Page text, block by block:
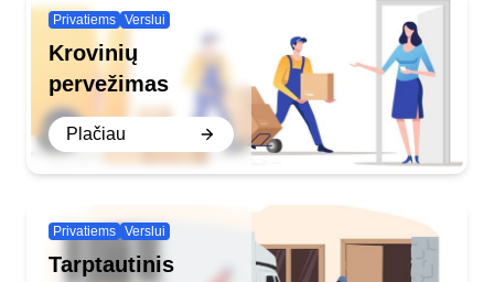
Privatiems Verslui
Krovinių
pervežimas
Plačiau
Privatiems Verslui
Tarptautinis